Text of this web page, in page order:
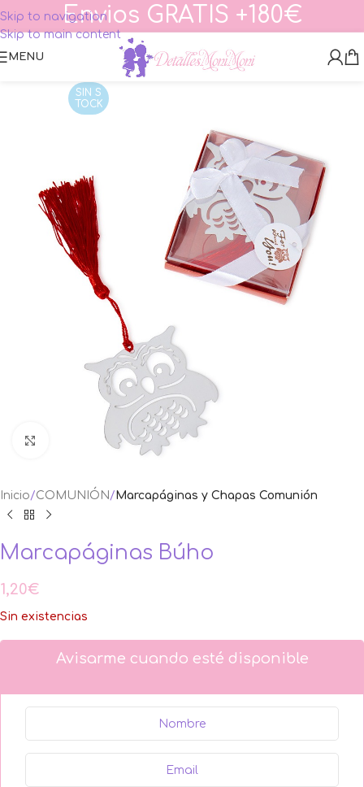
Skip to navigation
Skip to main content
Envios GRATIS +180€
MENU
SIN S
TOCK
Ampliar foto
Inicio COMUNIÓN Marcapáginas y Chapas Comunión
Marcapáginas Búho
1,20€
Sin existencias
Avisarme cuando esté disponible